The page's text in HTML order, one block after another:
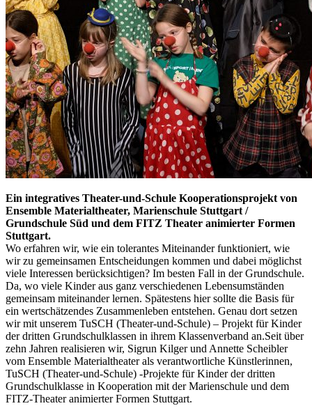
Ein integratives Theater-und-Schule Kooperationsprojekt von
Ensemble Materialtheater, Marienschule Stuttgart /
Grundschule Süd und dem FITZ Theater animierter Formen
Stuttgart.
Wo erfahren wir, wie ein tolerantes Miteinander funktioniert, wie
wir zu gemeinsamen Entscheidungen kommen und dabei möglichst
viele Interessen berücksichtigen? Im besten Fall in der Grundschule.
Da, wo viele Kinder aus ganz verschiedenen Lebensumständen
gemeinsam miteinander lernen. Spätestens hier sollte die Basis für
ein wertschätzendes Zusammenleben entstehen. Genau dort setzen
wir mit unserem TuSCH (Theater-und-Schule) – Projekt für Kinder
der dritten Grundschulklassen in ihrem Klassenverband an.Seit über
zehn Jahren realisieren wir, Sigrun Kilger und Annette Scheibler
vom Ensemble Materialtheater als verantwortliche Künstlerinnen,
TuSCH (Theater-und-Schule) -Projekte für Kinder der dritten
Grundschulklasse in Kooperation mit der Marienschule und dem
FITZ-Theater animierter Formen Stuttgart.